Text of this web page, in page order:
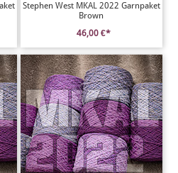
Stephen West MKAL 2022 Garnpaket
Brown
46,00 €*